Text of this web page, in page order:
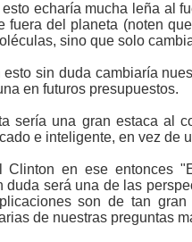
esto echaría mucha leña al
fuera del planeta (noten
sino que solo
esto sin duda cambiaría
en futuros presupuestos.
sería una gran estaca al
e inteligente, en vez de
Clinton en ese entonces
duda será una de las
son de tan
de nuestras preguntas